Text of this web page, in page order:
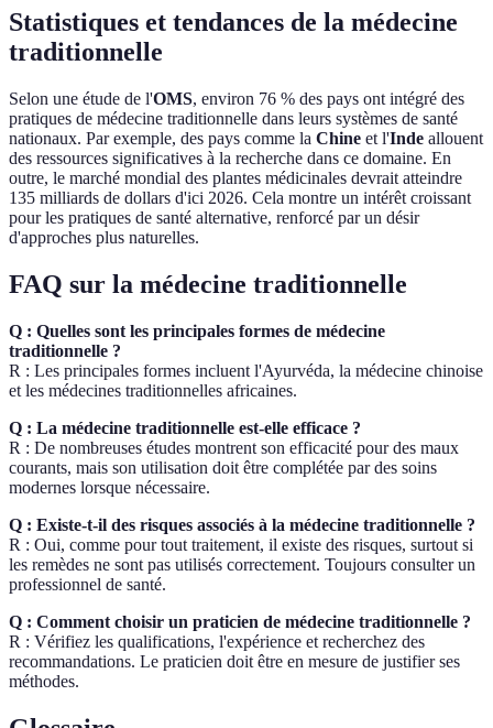
Statistiques et tendances de la médecine
traditionnelle
Selon une étude de l'OMS, environ 76 % des pays ont intégré des
pratiques de médecine traditionnelle dans leurs systèmes de santé
nationaux. Par exemple, des pays comme la Chine et l'Inde allouent
des ressources significatives à la recherche dans ce domaine. En
outre, le marché mondial des plantes médicinales devrait atteindre
135 milliards de dollars d'ici 2026. Cela montre un intérêt croissant
pour les pratiques de santé alternative, renforcé par un désir
d'approches plus naturelles.
FAQ sur la médecine traditionnelle
Q : Quelles sont les principales formes de médecine
traditionnelle ?
R : Les principales formes incluent l'Ayurvéda, la médecine chinoise
et les médecines traditionnelles africaines.
Q : La médecine traditionnelle est-elle efficace ?
R : De nombreuses études montrent son efficacité pour des maux
courants, mais son utilisation doit être complétée par des soins
modernes lorsque nécessaire.
Q : Existe-t-il des risques associés à la médecine traditionnelle ?
R : Oui, comme pour tout traitement, il existe des risques, surtout si
les remèdes ne sont pas utilisés correctement. Toujours consulter un
professionnel de santé.
Q : Comment choisir un praticien de médecine traditionnelle ?
R : Vérifiez les qualifications, l'expérience et recherchez des
recommandations. Le praticien doit être en mesure de justifier ses
méthodes.